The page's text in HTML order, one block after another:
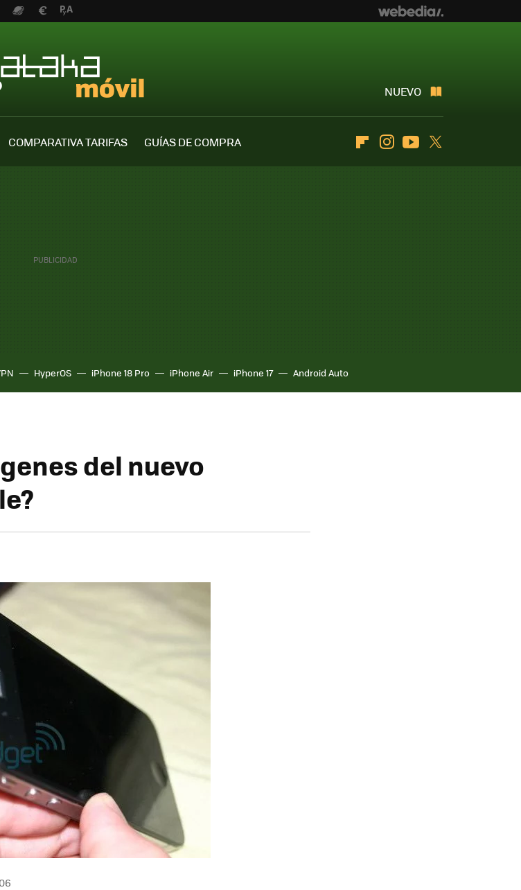
NUEVO
COMPARATIVA TARIFAS
GUÍAS DE COMPRA
FlipboardInstagramYoutube
HyperOS iPhone 18 Pro iPhone Air iPhone 17 Android Auto
del nuevo